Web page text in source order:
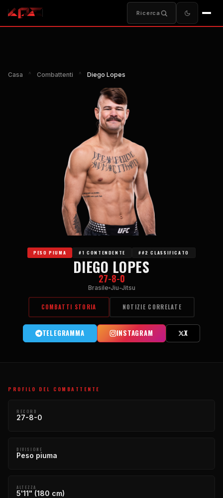
Ricerca
Casa ^ Combattenti ^ Diego Lopes
PESO PIUMA #1 CONTENDENTE ##2 CLASSIFICATO
DIEGO LOPES
27-8-0
Brasile Jiu-Jitsu
COMBATTI STORIA NOTIZIE CORRELATE
TELEGRAMMA INSTAGRAM X
PROFILO DEL COMBATTENTE
RECORD
27-8-0
DIVISIONE
Peso piuma
ALTEZZA
5'11" (180 cm)